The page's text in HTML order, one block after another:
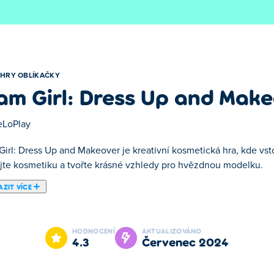
HRY OBLÍKAČKY
Girl: Dress Up and
Dress Up and Makeover je kreativní kosmetická hra, kde
kosmetiku a tvořte krásné vzhledy pro hvězdnou modelku.
VÍCE
Dress Up and Makeover! Staňte se stylistkou, o které jste
lajků získáte, nebo se zapojte do módních soutěží. Uložte
se stylově!
HODNOCENÍ
4.3
AKTUALIZOVÁNO
červenec 2024